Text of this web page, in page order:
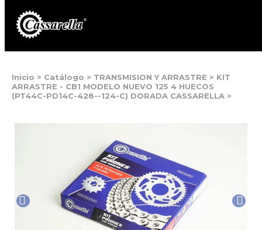
Inicio > Catálogo > TRANSMISION Y ARRASTRE > KIT
ARRASTRE - CB1 MODELO NUEVO 125 4 HUECOS
(PT44C-PD14C-428--124-C) DORADA CASSARELLA >